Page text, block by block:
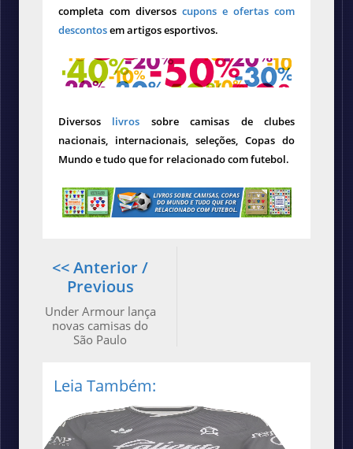
completa com diversos cupons e ofertas com
descontosem artigos esportivos.
Diversos livros sobre camisas de clubes
nacionais, internacionais, seleções, Copas do
Mundo e tudo que for relacionado com futebol.
<< Anterior /
Previous
Under Armour lança
novas camisas do
São Paulo
Leia Também: